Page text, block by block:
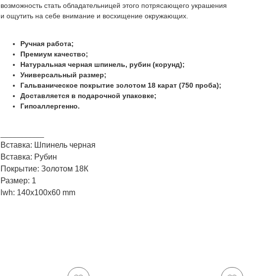
возможность стать обладательницей этого потрясающего украшения
и ощутить на себе внимание и восхищение окружающих.
Ручная работа;
Премиум качество;
Натуральная черная шпинель, рубин (корунд);
Универсальный размер;
Гальваническое покрытие золотом 18 карат (750 проба);
Доставляется в подарочной упаковке;
Гипоаллергенно.
Вставка: Шпинель черная
Вставка: Рубин
Покрытие: Золотом 18К
Размер: 1
lwh: 140x100x60 mm